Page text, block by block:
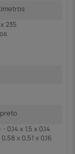
235
0,14 x 1,5 x 0,14
x 0,51 x 0,16